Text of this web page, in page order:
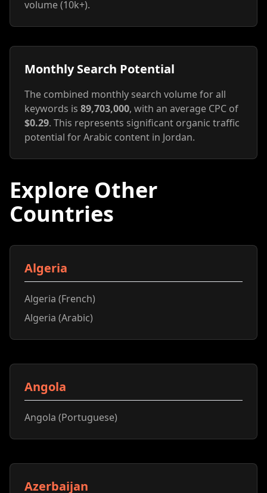
volume (10k+).
Monthly Search Potential
The combined monthly search volume for all
keywords is 89,703,000, with an average CPC of
$0.29. This represents significant organic traffic
potential for Arabic content in Jordan.
Explore Other
Countries
Algeria
Algeria (French)
Algeria (Arabic)
Angola
Angola (Portuguese)
Azerbaijan